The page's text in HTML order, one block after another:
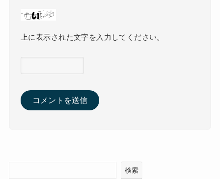
上に表示された文字を入力してください。
検索